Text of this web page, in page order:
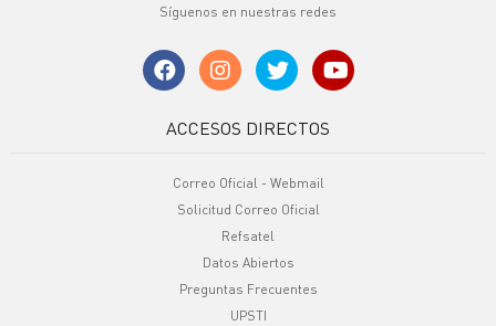
Síguenos en nuestras redes
ACCESOS DIRECTOS
Correo Oficial - Webmail
Solicitud Correo Oficial
Refsatel
Datos Abiertos
Preguntas Frecuentes
UPSTI